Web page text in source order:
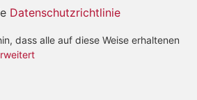
Datenschutzrichtlinie
dass alle auf diese Weise erhaltenen